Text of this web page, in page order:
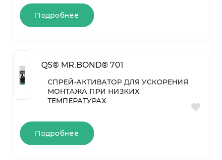
Подробнее
QS® MR.BOND® 701
СПРЕЙ-АКТИВАТОР ДЛЯ УСКОРЕНИЯ
МОНТАЖА ПРИ НИЗКИХ
ТЕМПЕРАТУРАХ
Подробнее